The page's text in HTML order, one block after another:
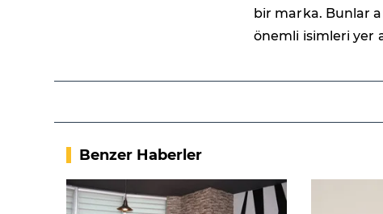
bir marka. Bunlar
önemli isimleri yer
Benzer Haberler